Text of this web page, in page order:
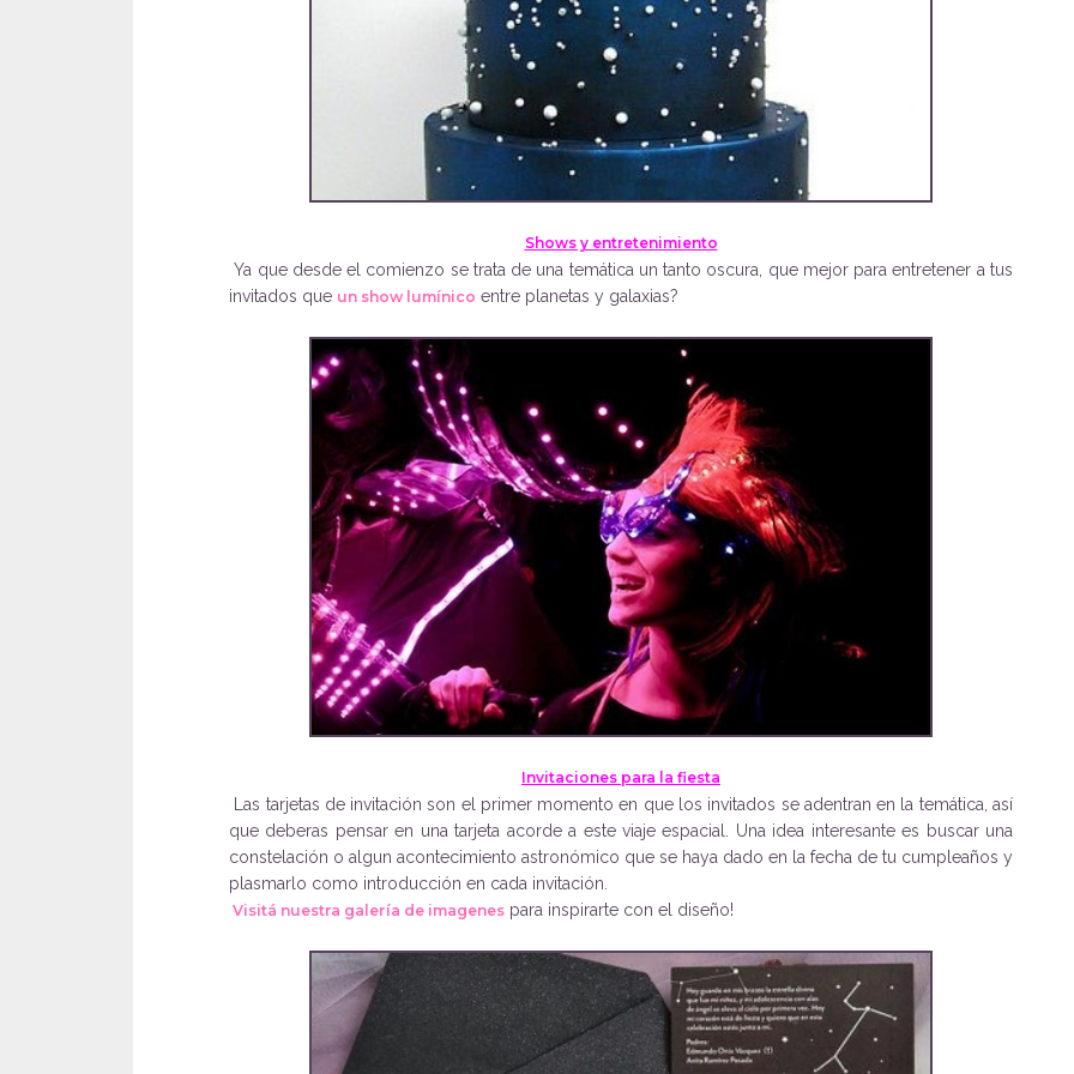
Shows y entretenimiento
Ya que desde el comienzo se trata de una temática un tanto oscura, que mejor para entretener a tus
invitados que un show lumínico entre planetas y galaxias?
Invitaciones para la fiesta
Las tarjetas de invitación son el primer momento en que los invitados se adentran en la temática, así
que deberas pensar en una tarjeta acorde a este viaje espacial. Una idea interesante es buscar una
constelación o algun acontecimiento astronómico que se haya dado en la fecha de tu cumpleaños y
plasmarlo como introducción en cada invitación.
Visitá nuestra galería de imagenes para inspirarte con el diseño!